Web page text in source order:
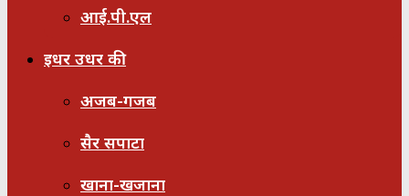
आई.पी.एल
इधर उधर की
अजब-गजब
सैर सपाटा
खाना-खजाना